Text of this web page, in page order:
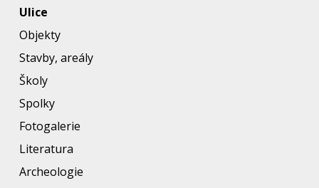
Ulice
Objekty
Stavby, areály
Školy
Spolky
Fotogalerie
Literatura
Archeologie